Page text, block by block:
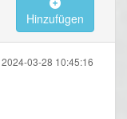
Hinzufügen
2024-03-28 10:45:16